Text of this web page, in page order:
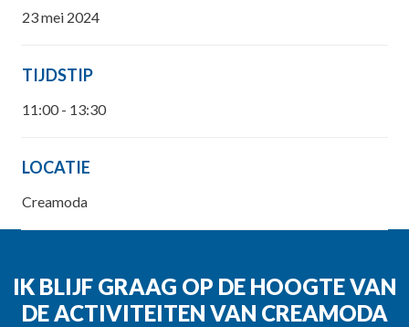
23 mei 2024
TIJDSTIP
11:00 - 13:30
LOCATIE
Creamoda
IK BLIJF GRAAG OP DE HOOGTE VAN
DE ACTIVITEITEN VAN CREAMODA